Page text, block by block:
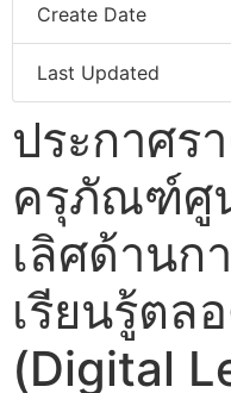
Create Date
Last Updated
ประกาศร
ครุภัณฑ์ศู
เลิศด้านก
เรียนรู้ตล
(Digital